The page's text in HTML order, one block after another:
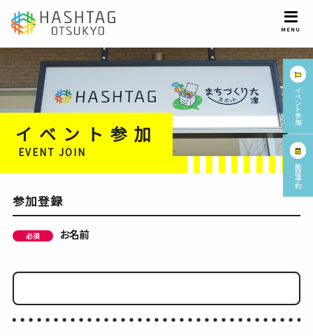
イベント参加
EVENT JOIN
参加登録
お名前
イ
ベ
ン
ト
参
加
施
設
予
約